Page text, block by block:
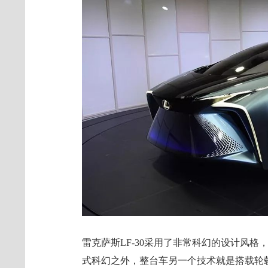
雷克萨斯LF-30采用了非常科幻的设计风格
式科幻之外，整台车另一个技术就是搭载